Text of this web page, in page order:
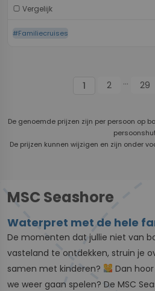
Vergelijk
#Familiecruises
1 2 ... 29
De genoemde prijzen zijn per persoon op
De prijzen kunnen wijzigen en zijn onder
MSC Seashore
Waterpret met de hele
De momenten dat jullie niet van
vasteland te ontdekken, struin je
samen met kinderen?
Dan
we weer gaan spelen? De MSC